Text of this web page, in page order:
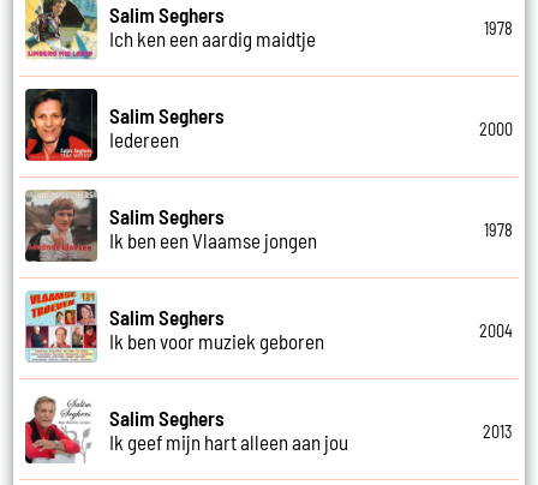
Salim Seghers
Ich ken een aardig maidtje
1978
Salim Seghers
Iedereen
2000
Salim Seghers
Ik ben een Vlaamse jongen
1978
Salim Seghers
Ik ben voor muziek geboren
2004
Salim Seghers
Ik geef mijn hart alleen aan jou
2013